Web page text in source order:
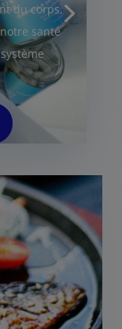
du corps,
santé